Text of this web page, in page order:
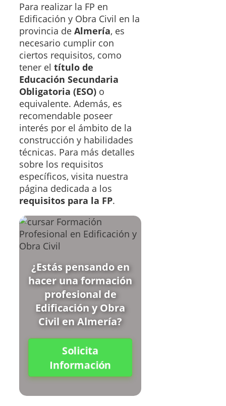
Para realizar la FP en
Edificación y Obra Civil en la
provincia de Almería, es
necesario cumplir con
ciertos requisitos, como
tener el título de
Educación Secundaria
Obligatoria (ESO) o
equivalente. Además, es
recomendable poseer
interés por el ámbito de la
construcción y habilidades
técnicas. Para más detalles
sobre los requisitos
específicos, visita nuestra
página dedicada a los
requisitos para la FP.
¿Estás pensando en
hacer una formación
profesional de
Edificación y Obra
Civil en Almería?
Solicita
Información